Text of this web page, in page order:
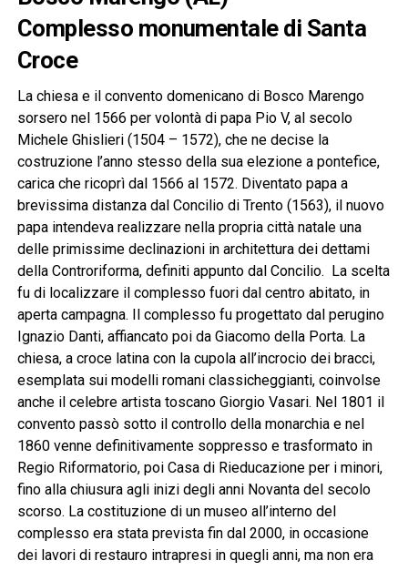
Complesso monumentale di Santa
Croce
La chiesa e il convento domenicano di Bosco Marengo
sorsero nel 1566 per volontà di papa Pio V, al secolo
Michele Ghislieri (1504 – 1572), che ne decise la
costruzione l’anno stesso della sua elezione a pontefice,
carica che ricoprì dal 1566 al 1572. Diventato papa a
brevissima distanza dal Concilio di Trento (1563), il nuovo
papa intendeva realizzare nella propria città natale una
delle primissime declinazioni in architettura dei dettami
della Controriforma, definiti appunto dal Concilio. La scelta
fu di localizzare il complesso fuori dal centro abitato, in
aperta campagna. Il complesso fu progettato dal perugino
Ignazio Danti, affiancato poi da Giacomo della Porta. La
chiesa, a croce latina con la cupola all’incrocio dei bracci,
esemplata sui modelli romani classicheggianti, coinvolse
anche il celebre artista toscano Giorgio Vasari. Nel 1801 il
convento passò sotto il controllo della monarchia e nel
1860 venne definitivamente soppresso e trasformato in
Regio Riformatorio, poi Casa di Rieducazione per i minori,
fino alla chiusura agli inizi degli anni Novanta del secolo
scorso. La costituzione di un museo all’interno del
complesso era stata prevista fin dal 2000, in occasione
dei lavori di restauro intrapresi in quegli anni, ma non era